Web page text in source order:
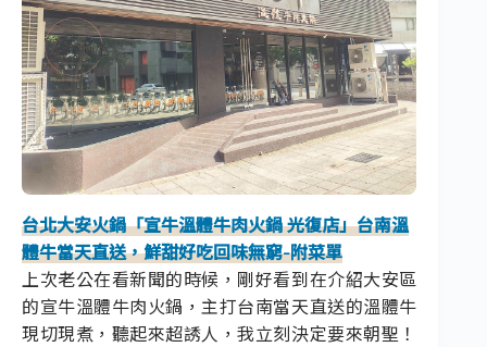
台北大安火鍋「宣牛溫體牛肉火鍋 光復店」台南溫
體牛當天直送，鮮甜好吃回味無窮-附菜單
上次老公在看新聞的時候，剛好看到在介紹大安區
的宣牛溫體牛肉火鍋，主打台南當天直送的溫體牛
現切現煮，聽起來超誘人，我立刻決定要來朝聖！